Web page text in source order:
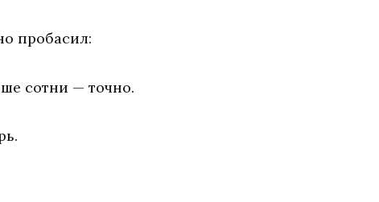
пробасил:
сотни — точно.